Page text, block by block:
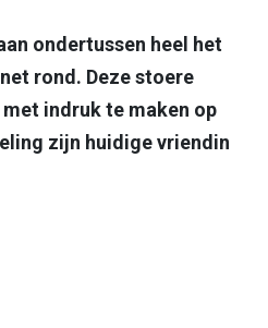
ondertussen heel het
rond. Deze stoere
indruk te maken op
zijn huidige vriendin